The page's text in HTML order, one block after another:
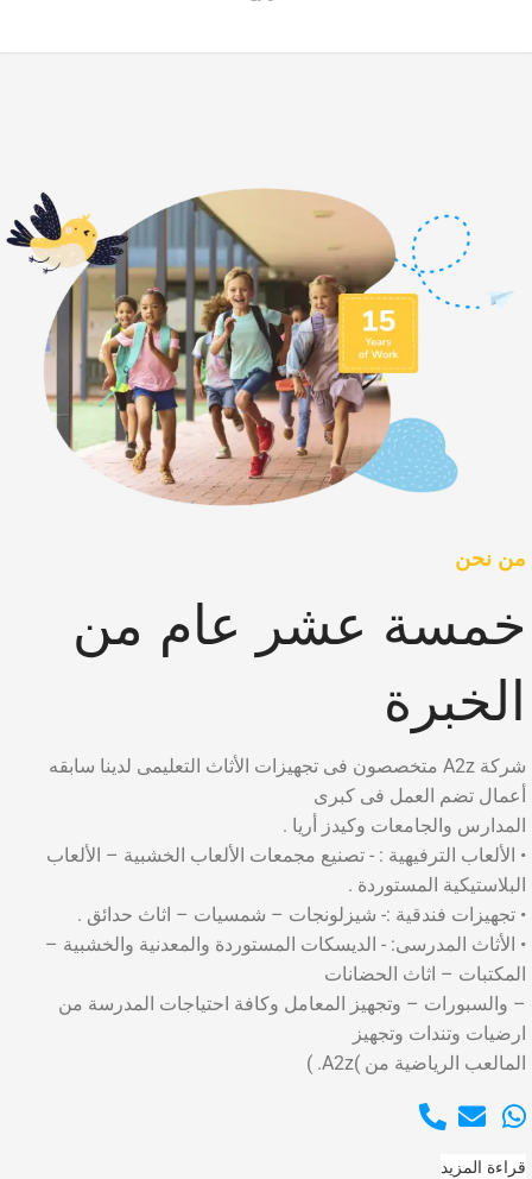
من نحن
خمسة عشر عام من
الخبرة
شركة A2z متخصصون فى تجهيزات الأثاث التعليمى لدينا سابقه
أعمال تضم العمل فى كبرى
المدارس والجامعات وكيدز أريا .
• الألعاب الترفيهية : - تصنيع مجمعات الألعاب الخشبية – الألعاب
البلاستيكية المستوردة .
• تجهيزات فندقية :- شيزلونجات – شمسيات – اثاث حدائق .
• الأثاث المدرسى: - الديسكات المستوردة والمعدنية والخشبية –
المكتبات – اثاث الحضانات
– والسبورات – وتجهيز المعامل وكافة احتياجات المدرسة من
ارضيات وتندات وتجهيز
المالعب الرياضية من )A2z. )
قراءة المزيد